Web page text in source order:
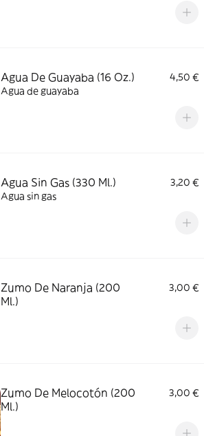
Agua De Guayaba (16 Oz.)
4,50 €
Agua de guayaba
Agua Sin Gas (330 Ml.)
3,20 €
Agua sin gas
Zumo De Naranja (200
Ml.)
3,00 €
Zumo De Melocotón (200
Ml.)
3,00 €